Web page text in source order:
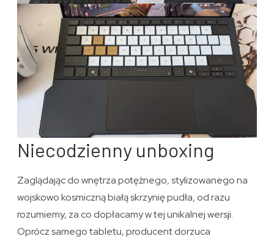
Niecodzienny unboxing
Zaglądając do wnętrza potężnego, stylizowanego na
wojskowo kosmiczną białą skrzynię pudła, od razu
rozumiemy, za co dopłacamy w tej unikalnej wersji.
Oprócz samego tabletu, producent dorzuca